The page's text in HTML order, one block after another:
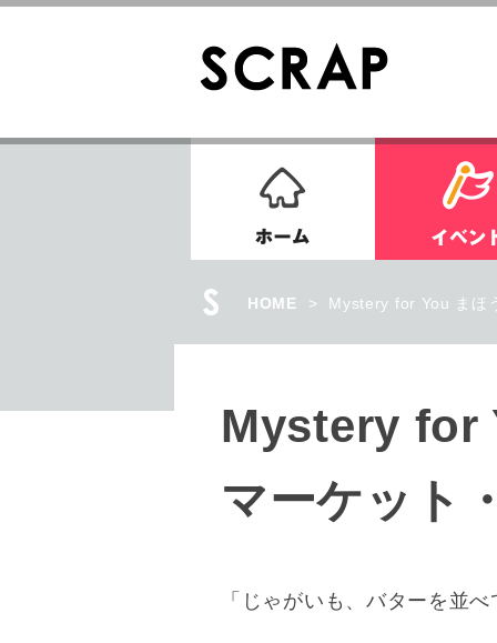
ホーム
HOME > Mystery for You まほ
Mystery for
マーケット
「じゃがいも、バターを並べ